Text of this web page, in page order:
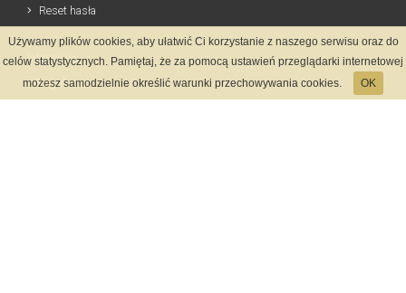
Reset hasła
Informacje
Regulamin
Używamy plików cookies, aby ułatwić Ci korzystanie z naszego serwisu oraz do
celów statystycznych. Pamiętaj, że za pomocą ustawień przeglądarki internetowej
możesz samodzielnie określić warunki przechowywania cookies.
OK